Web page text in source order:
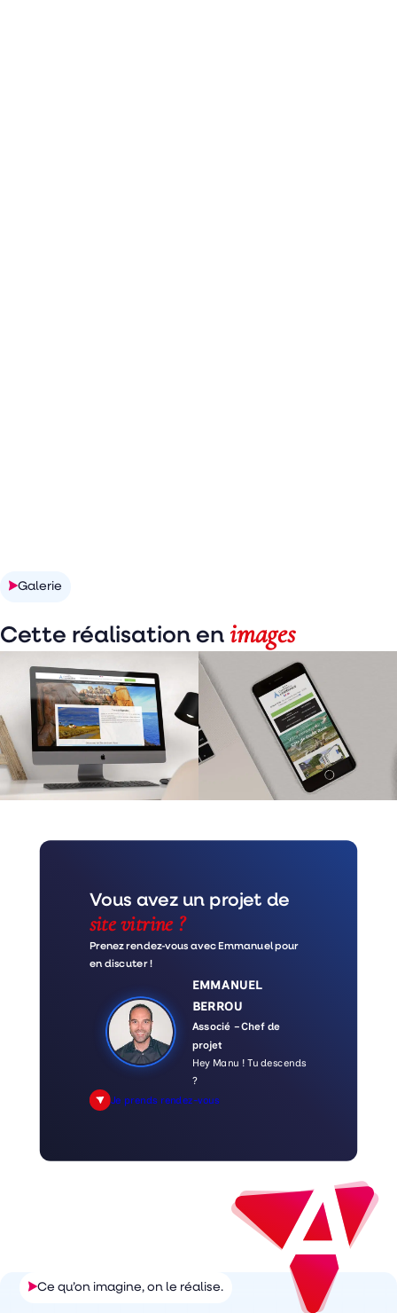
Galerie
Cette réalisation en images
Vous avez un projet de
site vitrine ?
Prenez rendez-vous avec Emmanuel pour
en discuter !
EMMANUEL
BERROU
Associé – Chef de
projet
Hey Manu ! Tu descends
?
Je prends rendez-vous
Ce qu’on imagine, on le réalise.